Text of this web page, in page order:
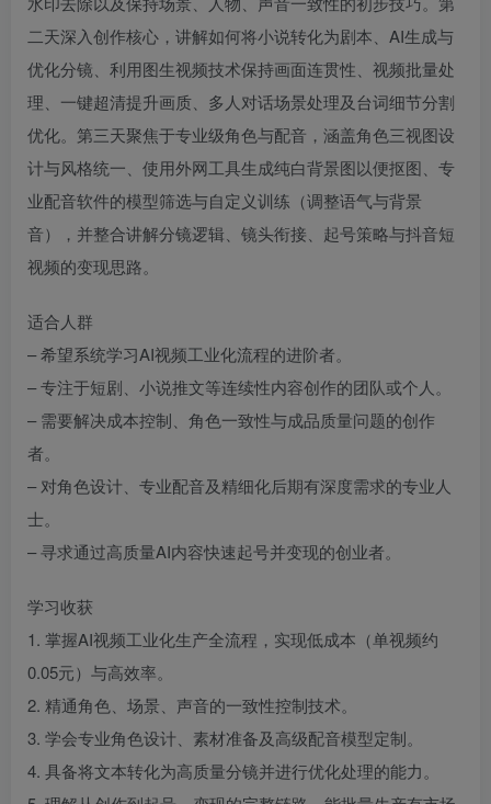
二天深入创作核心，讲解如何将小说转化为剧本、AI生成与
优化分镜、利用图生视频技术保持画面连贯性、视频批量处
理、一键超清提升画质、多人对话场景处理及台词细节分割
优化。第三天聚焦于专业级角色与配音，涵盖角色三视图设
计与风格统一、使用外网工具生成纯白背景图以便抠图、专
业配音软件的模型筛选与自定义训练（调整语气与背景
音），并整合讲解分镜逻辑、镜头衔接、起号策略与抖音短
视频的变现思路。
适合人群
– 希望系统学习AI视频工业化流程的进阶者。
– 专注于短剧、小说推文等连续性内容创作的团队或个人。
– 需要解决成本控制、角色一致性与成品质量问题的创作
者。
– 对角色设计、专业配音及精细化后期有深度需求的专业人
士。
– 寻求通过高质量AI内容快速起号并变现的创业者。
学习收获
1. 掌握AI视频工业化生产全流程，实现低成本（单视频约
0.05元）与高效率。
2. 精通角色、场景、声音的一致性控制技术。
3. 学会专业角色设计、素材准备及高级配音模型定制。
4. 具备将文本转化为高质量分镜并进行优化处理的能力。